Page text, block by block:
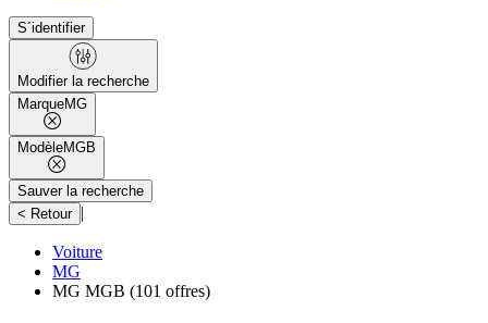
S´identifier
Modifier la recherche
MarqueMG
ModèleMGB
Sauver la recherche
< Retour |
Voiture
MG
MG MGB (101 offres)